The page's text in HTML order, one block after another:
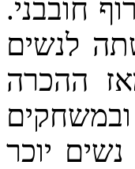
חובבני.
לנשים
ההכרה
בשנת 2012 איגרוף נשים יוכר